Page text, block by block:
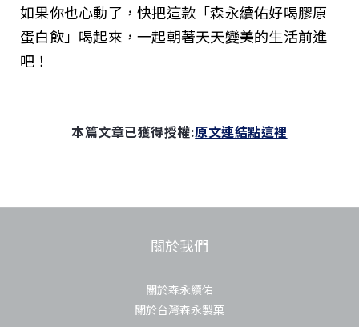
如果你也心動了，快把這款「森永續佑好喝膠原
蛋白飲」喝起來，一起朝著天天變美的生活前進
吧！
本篇文章已獲得授權:原文連結點這裡
關於我們
關於森永續佑
關於台灣森永製菓